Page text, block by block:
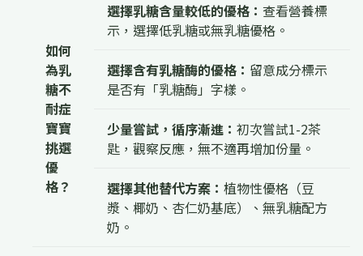
如何
為乳
糖不
耐症
寶寶
挑選
優
格？
選擇乳糖含量較低的優格： 查看營養標
示，選擇低乳糖或無乳糖優格。
選擇含有乳糖酶的優格： 留意成分標示
是否有「乳糖酶」字樣。
少量嘗試，循序漸進： 初次嘗試1-2茶
匙，觀察反應，無不適再增加份量。
選擇其他替代方案： 植物性優格（豆
漿、椰奶、杏仁奶基底）、無乳糖配方
奶。